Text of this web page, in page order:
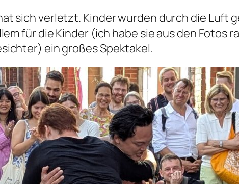
sich verletzt. Kinder wurden durch die Luft
für die Kinder (ich habe sie aus den Fotos
ein großes Spektakel.